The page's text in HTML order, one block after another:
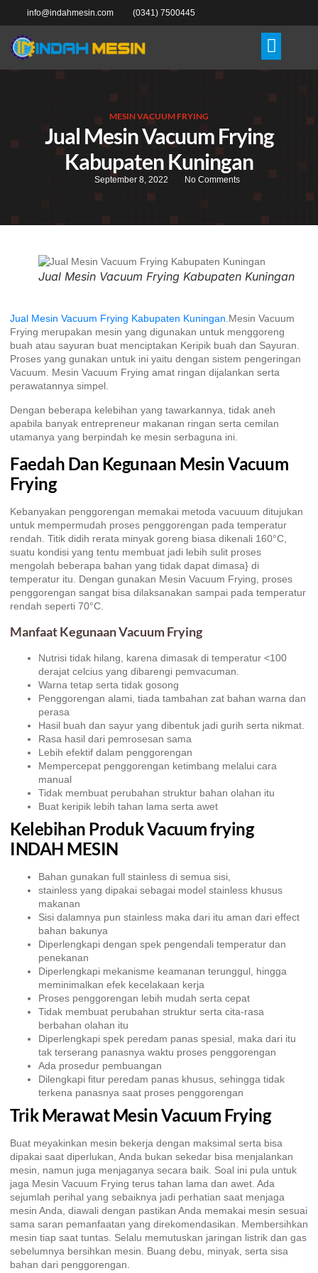
info@indahmesin.com (0341) 7500445
MESIN VACUUM FRYING
Jual Mesin Vacuum Frying
Kabupaten Kuningan
September 8, 2022 No Comments
Jual Mesin Vacuum Frying Kabupaten Kuningan
Jual Mesin Vacuum Frying Kabupaten Kuningan.Mesin Vacuum
Frying merupakan mesin yang digunakan untuk menggoreng
buah atau sayuran buat menciptakan Keripik buah dan Sayuran.
Proses yang gunakan untuk ini yaitu dengan sistem pengeringan
Vacuum. Mesin Vacuum Frying amat ringan dijalankan serta
perawatannya simpel.
Dengan beberapa kelebihan yang tawarkannya, tidak aneh
apabila banyak entrepreneur makanan ringan serta cemilan
utamanya yang berpindah ke mesin serbaguna ini.
Faedah Dan Kegunaan Mesin Vacuum
Frying
Kebanyakan penggorengan memakai metoda vacuuum ditujukan
untuk mempermudah proses penggorengan pada temperatur
rendah. Titik didih rerata minyak goreng biasa dikenali 160°C,
suatu kondisi yang tentu membuat jadi lebih sulit proses
mengolah beberapa bahan yang tidak dapat dimasa} di
temperatur itu. Dengan gunakan Mesin Vacuum Frying, proses
penggorengan sangat bisa dilaksanakan sampai pada temperatur
rendah seperti 70°C.
Manfaat Kegunaan Vacuum Frying
Nutrisi tidak hilang, karena dimasak di temperatur <100
derajat celcius yang dibarengi pemvacuman.
Warna tetap serta tidak gosong
Penggorengan alami, tiada tambahan zat bahan warna dan
perasa
Hasil buah dan sayur yang dibentuk jadi gurih serta nikmat.
Rasa hasil dari pemrosesan sama
Lebih efektif dalam penggorengan
Mempercepat penggorengan ketimbang melalui cara
manual
Tidak membuat perubahan struktur bahan olahan itu
Buat keripik lebih tahan lama serta awet
Kelebihan Produk Vacuum frying
INDAH MESIN
Bahan gunakan full stainless di semua sisi,
stainless yang dipakai sebagai model stainless khusus
makanan
Sisi dalamnya pun stainless maka dari itu aman dari effect
bahan bakunya
Diperlengkapi dengan spek pengendali temperatur dan
penekanan
Diperlengkapi mekanisme keamanan terunggul, hingga
meminimalkan efek kecelakaan kerja
Proses penggorengan lebih mudah serta cepat
Tidak membuat perubahan struktur serta cita-rasa
berbahan olahan itu
Diperlengkapi spek peredam panas spesial, maka dari itu
tak terserang panasnya waktu proses penggorengan
Ada prosedur pembuangan
Dilengkapi fitur peredam panas khusus, sehingga tidak
terkena panasnya saat proses penggorengan
Trik Merawat Mesin Vacuum Frying
Buat meyakinkan mesin bekerja dengan maksimal serta bisa
dipakai saat diperlukan, Anda bukan sekedar bisa menjalankan
mesin, namun juga menjaganya secara baik. Soal ini pula untuk
jaga Mesin Vacuum Frying terus tahan lama dan awet. Ada
sejumlah perihal yang sebaiknya jadi perhatian saat menjaga
mesin Anda, diawali dengan pastikan Anda memakai mesin sesuai
sama saran pemanfaatan yang direkomendasikan. Membersihkan
mesin tiap saat tuntas. Selalu memutuskan jaringan listrik dan gas
sebelumnya bersihkan mesin. Buang debu, minyak, serta sisa
bahan dari penggorengan.